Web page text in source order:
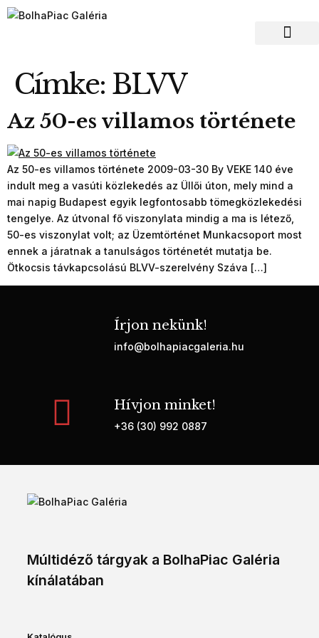
Címke: BLVV
Az 50-es villamos története
Az 50-es villamos története 2009-03-30 By VEKE 140 éve
indult meg a vasúti közlekedés az Üllői úton, mely mind a
mai napig Budapest egyik legfontosabb tömegközlekedési
tengelye. Az útvonal fő viszonylata mindig a ma is létező,
50-es viszonylat volt; az Üzemtörténet Munkacsoport most
ennek a járatnak a tanulságos történetét mutatja be.
Ötkocsis távkapcsolású BLVV-szerelvény Száva […]
Írjon nekünk!
info@bolhapiacgaleria.hu
Hívjon minket!
+36 (30) 992 0887
Múltidéző tárgyak a BolhaPiac Galéria
kínálatában